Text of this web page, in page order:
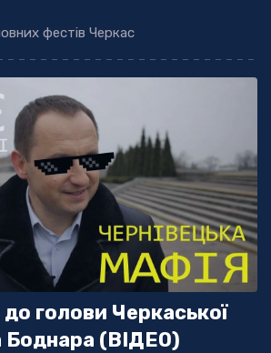
фестів Черкас
голови Черкаської
(ВІДЕО)